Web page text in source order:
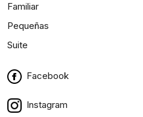
Familiar
Pequeñas
Suite
Facebook
Instagram